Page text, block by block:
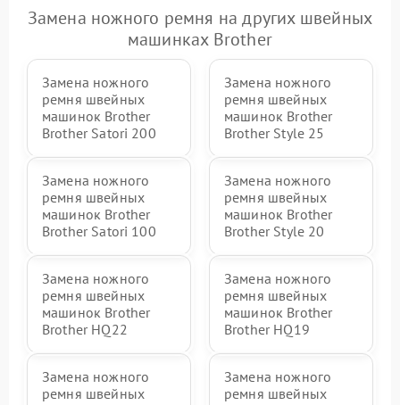
Замена ножного ремня на других швейных
машинках Brother
Замена ножного
ремня швейных
машинок Brother
Brother Satori 200
Замена ножного
ремня швейных
машинок Brother
Brother Style 25
Замена ножного
ремня швейных
машинок Brother
Brother Satori 100
Замена ножного
ремня швейных
машинок Brother
Brother Style 20
Замена ножного
ремня швейных
машинок Brother
Brother HQ22
Замена ножного
ремня швейных
машинок Brother
Brother HQ19
Замена ножного
ремня швейных
Замена ножного
ремня швейных